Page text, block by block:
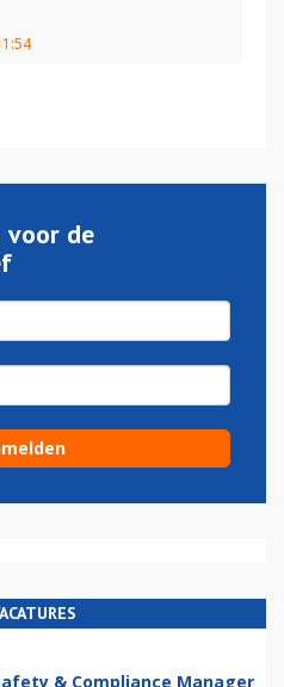
voor de
& Compliance Manager